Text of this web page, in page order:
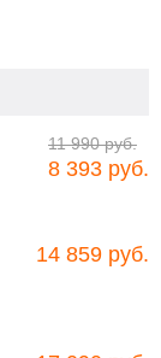
11 990 руб.
8 393 руб.
14 859 руб.